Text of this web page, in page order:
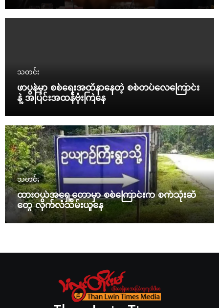
သတင်း
ဖာပွန်မှာ စစ်ရေးအထိနာနေတဲ့ စစ်တပ်လေကြောင်း
နဲ့ အပြင်းအထန်ဗုံးကြဲနေ
သတင်း
ထားဝယ်အရှေ့တောမှာ စစ်ကြောင်းက စက်သုံးဆီ
တွေ လိုက်လံသိမ်းယူနေ